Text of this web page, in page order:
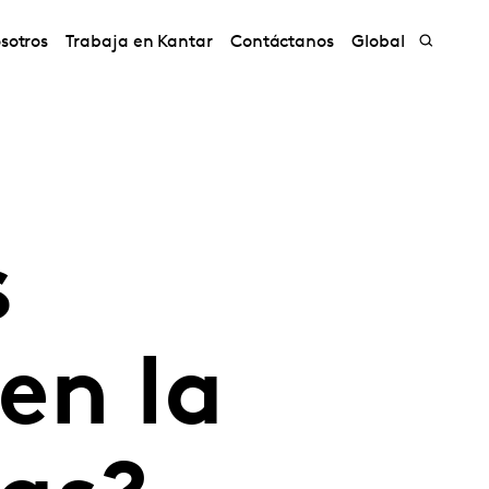
Trabaja en Kantar Contáctanos Global
la